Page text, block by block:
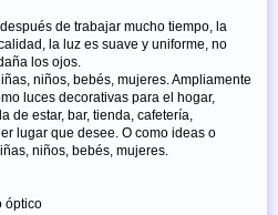
de trabajar mucho tiempo, la
la luz es suave y uniforme, no
los ojos.
niños, bebés, mujeres. Ampliamente
luces decorativas para el hogar,
de estar, bar, tienda, cafetería,
lugar que desee. O como ideas o
niños, bebés, mujeres.
óptico